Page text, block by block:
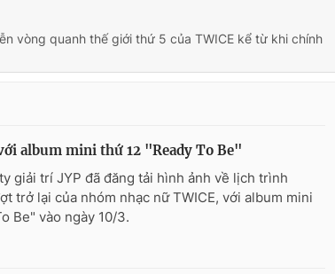
vòng quanh thế giới thứ 5 của TWICE kể từ khi chính
album mini thứ 12 "Ready To Be"
giải trí JYP đã đăng tải hình ảnh về lịch trình
trở lại của nhóm nhạc nữ TWICE, với album mini
Be" vào ngày 10/3.